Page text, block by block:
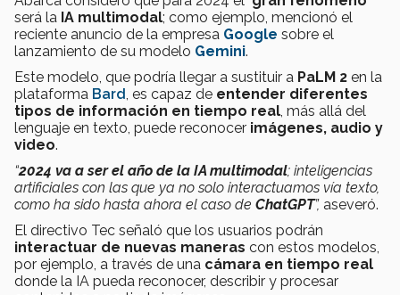
será la IA multimodal; como ejemplo, mencionó el
reciente anuncio de la empresa Google sobre el
lanzamiento de su modelo Gemini.
Este modelo, que podría llegar a sustituir a PaLM 2 en la
plataforma Bard, es capaz de entender diferentes
tipos de información en tiempo real, más allá del
lenguaje en texto, puede reconocer imágenes, audio y
video.
“2024 va a ser el año de la IA multimodal; inteligencias
artificiales con las que ya no solo interactuamos vía texto,
como ha sido hasta ahora el caso de ChatGPT”, aseveró.
El directivo Tec señaló que los usuarios podrán
interactuar de nuevas maneras con estos modelos,
por ejemplo, a través de una cámara en tiempo real
donde la IA pueda reconocer, describir y procesar